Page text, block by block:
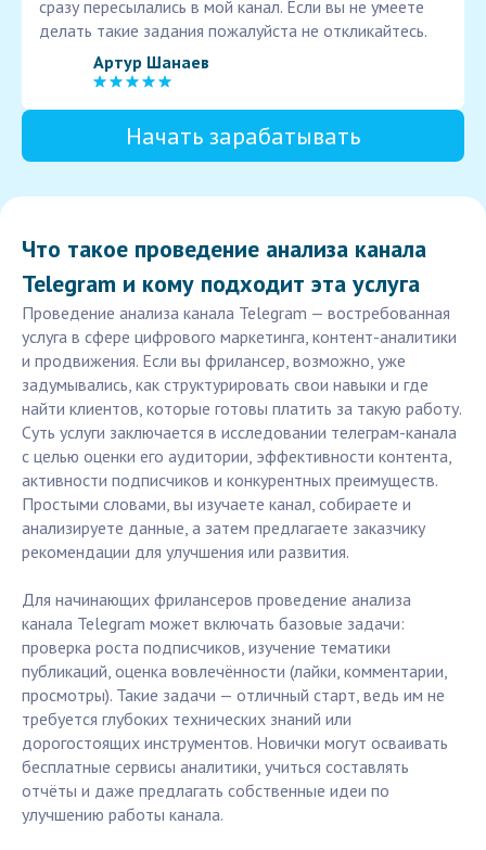
сразу пересылались в мой канал. Если вы не умеете
делать такие задания пожалуйста не откликайтесь.
Артур Шанаев
Начать зарабатывать
Что такое проведение анализа канала
Telegram и кому подходит эта услуга
Проведение анализа канала Telegram — востребованная
услуга в сфере цифрового маркетинга, контент-аналитики
и продвижения. Если вы фрилансер, возможно, уже
задумывались, как структурировать свои навыки и где
найти клиентов, которые готовы платить за такую работу.
Суть услуги заключается в исследовании телеграм-канала
с целью оценки его аудитории, эффективности контента,
активности подписчиков и конкурентных преимуществ.
Простыми словами, вы изучаете канал, собираете и
анализируете данные, а затем предлагаете заказчику
рекомендации для улучшения или развития.
Для начинающих фрилансеров проведение анализа
канала Telegram может включать базовые задачи:
проверка роста подписчиков, изучение тематики
публикаций, оценка вовлечённости (лайки, комментарии,
просмотры). Такие задачи — отличный старт, ведь им не
требуется глубоких технических знаний или
дорогостоящих инструментов. Новички могут осваивать
бесплатные сервисы аналитики, учиться составлять
отчёты и даже предлагать собственные идеи по
улучшению работы канала.